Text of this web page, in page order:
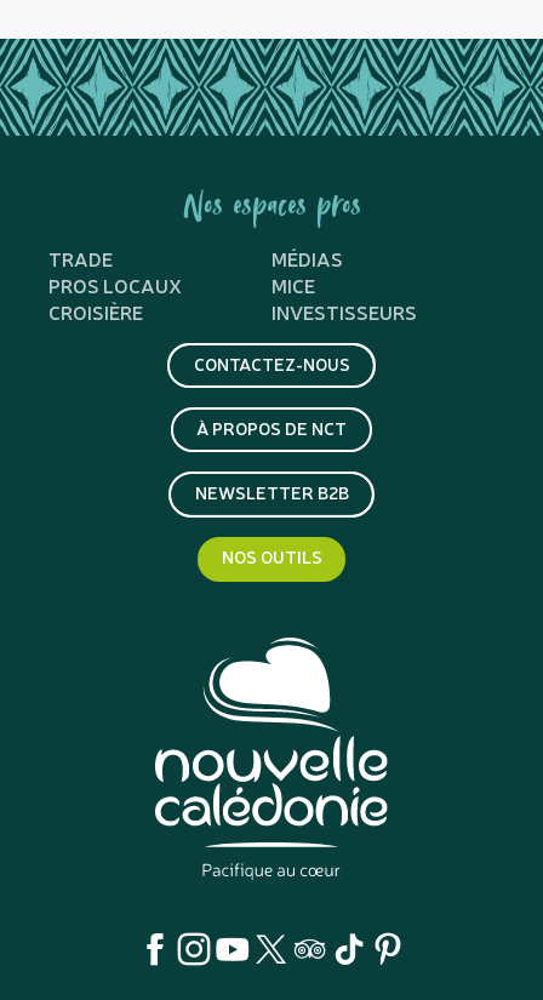
Nos espaces pros
TRADE
MÉDIAS
PROS LOCAUX
MICE
CROISIÈRE
INVESTISSEURS
CONTACTEZ-NOUS
À PROPOS DE NCT
NEWSLETTER B2B
NOS OUTILS